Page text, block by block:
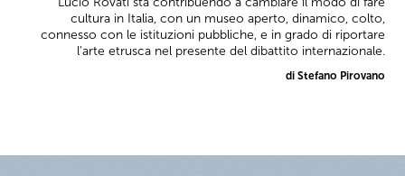
cultura in Italia, con un museo aperto, dinamico, colto,
connesso con le istituzioni pubbliche, e in grado di riportare
l'arte etrusca nel presente del dibattito internazionale.
di Stefano Pirovano